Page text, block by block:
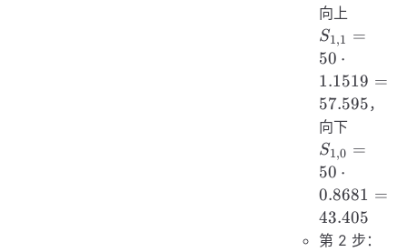
向上
= 50
1.1519
=
57.595
S1,1 =
50 ⋅
1.1519 =
57.595，
向下
= 50
0.8681
=
43.405
S1,0 =
50 ⋅
0.8681 =
43.405
第 2 步：